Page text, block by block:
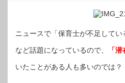
ニュースで「保育士が不足してい
など話題になっているので、 「
いたことがある人も多いのでは？